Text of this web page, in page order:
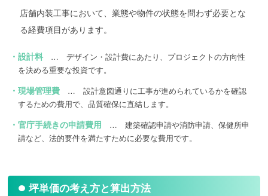
店舗内装工事において、業態や物件の状態を問わず必要とな
る経費項目があります。
・設計料… デザイン・設計費にあたり、プロジェクトの方向性
を決める重要な投資です。
・現場管理費… 設計意図通りに工事が進められているかを確認
するための費用で、品質確保に直結します。
・官庁手続きの申請費用 … 建築確認申請や消防申請、保健所申
請など、法的要件を満たすために必要な費用です。
坪単価の考え方と算出方法